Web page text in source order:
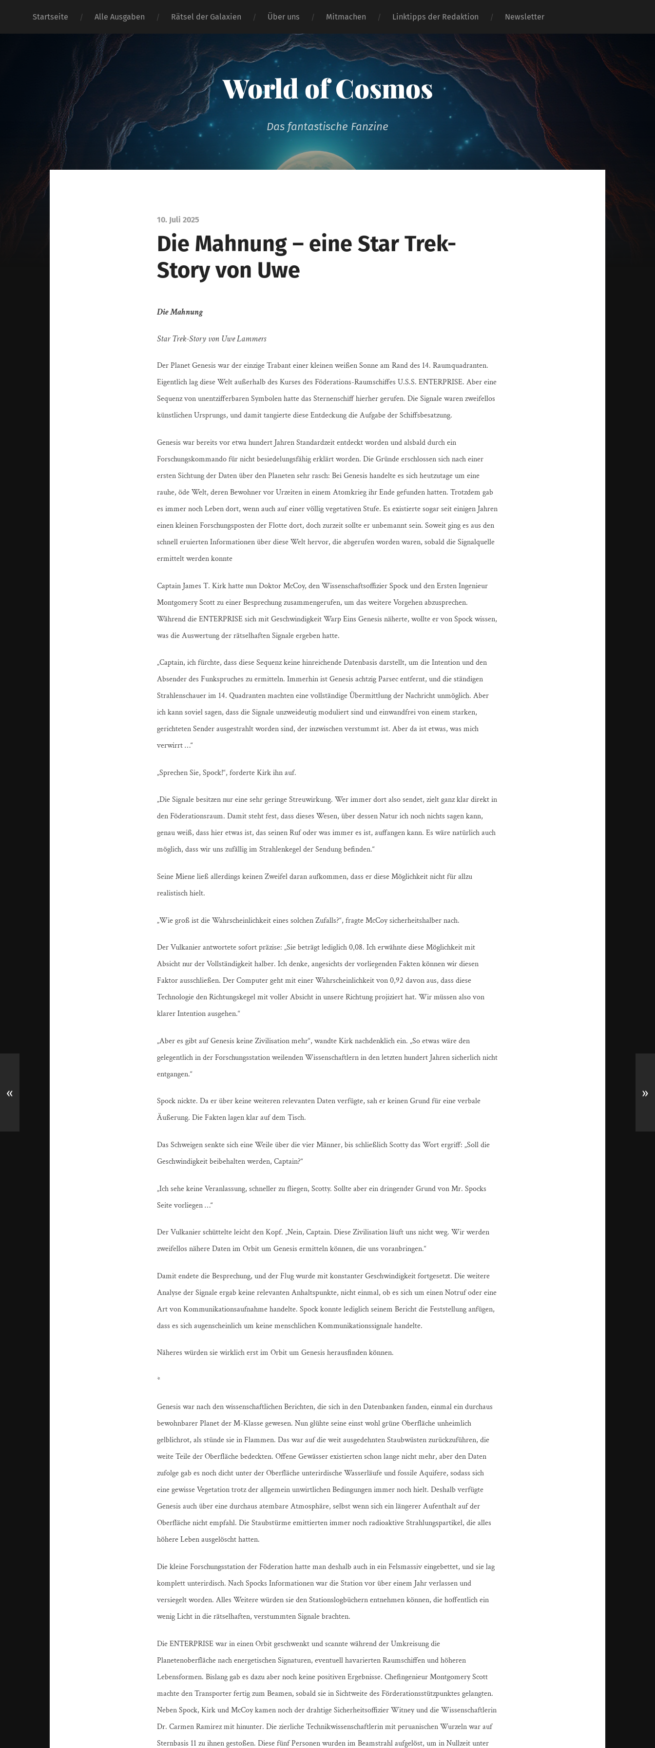
Startseite Alle Ausgaben Rätsel der Galaxien Über uns Mitmachen Linktipps der Redaktion Newsletter
World of Cosmos
Das fantastische Fanzine
10. Juli 2025
Die Mahnung – eine Star Trek-
Story von Uwe
Die Mahnung
Star Trek-Story von Uwe Lammers
Der Planet Genesis war der einzige Trabant einer kleinen weißen Sonne am Rand des 14. Raumquadranten.
Eigentlich lag diese Welt außerhalb des Kurses des Föderations-Raumschiffes U.S.S. ENTERPRISE. Aber eine
Sequenz von unentzifferbaren Symbolen hatte das Sternenschiff hierher gerufen. Die Signale waren zweifellos
künstlichen Ursprungs, und damit tangierte diese Entdeckung die Aufgabe der Schiffsbesatzung.
Genesis war bereits vor etwa hundert Jahren Standardzeit entdeckt worden und alsbald durch ein
Forschungskommando für nicht besiedelungsfähig erklärt worden. Die Gründe erschlossen sich nach einer
ersten Sichtung der Daten über den Planeten sehr rasch: Bei Genesis handelte es sich heutzutage um eine
rauhe, öde Welt, deren Bewohner vor Urzeiten in einem Atomkrieg ihr Ende gefunden hatten. Trotzdem gab
es immer noch Leben dort, wenn auch auf einer völlig vegetativen Stufe. Es existierte sogar seit einigen Jahren
einen kleinen Forschungsposten der Flotte dort, doch zurzeit sollte er unbemannt sein. Soweit ging es aus den
schnell eruierten Informationen über diese Welt hervor, die abgerufen worden waren, sobald die Signalquelle
ermittelt werden konnte
Captain James T. Kirk hatte nun Doktor McCoy, den Wissenschaftsoffizier Spock und den Ersten Ingenieur
Montgomery Scott zu einer Besprechung zusammengerufen, um das weitere Vorgehen abzusprechen.
Während die ENTERPRISE sich mit Geschwindigkeit Warp Eins Genesis näherte, wollte er von Spock wissen,
was die Auswertung der rätselhaften Signale ergeben hatte.
„Captain, ich fürchte, dass diese Sequenz keine hinreichende Datenbasis darstellt, um die Intention und den
Absender des Funkspruches zu ermitteln. Immerhin ist Genesis achtzig Parsec entfernt, und die ständigen
Strahlenschauer im 14. Quadranten machten eine vollständige Übermittlung der Nachricht unmöglich. Aber
ich kann soviel sagen, dass die Signale unzweideutig moduliert sind und einwandfrei von einem starken,
gerichteten Sender ausgestrahlt worden sind, der inzwischen verstummt ist. Aber da ist etwas, was mich
verwirrt …“
„Sprechen Sie, Spock!“, forderte Kirk ihn auf.
„Die Signale besitzen nur eine sehr geringe Streuwirkung. Wer immer dort also sendet, zielt ganz klar direkt in
den Föderationsraum. Damit steht fest, dass dieses Wesen, über dessen Natur ich noch nichts sagen kann,
genau weiß, dass hier etwas ist, das seinen Ruf oder was immer es ist, auffangen kann. Es wäre natürlich auch
möglich, dass wir uns zufällig im Strahlenkegel der Sendung befinden.“
Seine Miene ließ allerdings keinen Zweifel daran aufkommen, dass er diese Möglichkeit nicht für allzu
realistisch hielt.
„Wie groß ist die Wahrscheinlichkeit eines solchen Zufalls?“, fragte McCoy sicherheitshalber nach.
Der Vulkanier antwortete sofort präzise: „Sie beträgt lediglich 0,08. Ich erwähnte diese Möglichkeit mit
Absicht nur der Vollständigkeit halber. Ich denke, angesichts der vorliegenden Fakten können wir diesen
Faktor ausschließen. Der Computer geht mit einer Wahrscheinlichkeit von 0,92 davon aus, dass diese
Technologie den Richtungskegel mit voller Absicht in unsere Richtung projiziert hat. Wir müssen also von
klarer Intention ausgehen.“
„Aber es gibt auf Genesis keine Zivilisation mehr“, wandte Kirk nachdenklich ein. „So etwas wäre den
gelegentlich in der Forschungsstation weilenden Wissenschaftlern in den letzten hundert Jahren sicherlich nicht
entgangen.“
Spock nickte. Da er über keine weiteren relevanten Daten verfügte, sah er keinen Grund für eine verbale
Äußerung. Die Fakten lagen klar auf dem Tisch.
Das Schweigen senkte sich eine Weile über die vier Männer, bis schließlich Scotty das Wort ergriff: „Soll die
Geschwindigkeit beibehalten werden, Captain?“
„Ich sehe keine Veranlassung, schneller zu fliegen, Scotty. Sollte aber ein dringender Grund von Mr. Spocks
Seite vorliegen …“
Der Vulkanier schüttelte leicht den Kopf. „Nein, Captain. Diese Zivilisation läuft uns nicht weg. Wir werden
zweifellos nähere Daten im Orbit um Genesis ermitteln können, die uns voranbringen.“
Damit endete die Besprechung, und der Flug wurde mit konstanter Geschwindigkeit fortgesetzt. Die weitere
Analyse der Signale ergab keine relevanten Anhaltspunkte, nicht einmal, ob es sich um einen Notruf oder eine
Art von Kommunikationsaufnahme handelte. Spock konnte lediglich seinem Bericht die Feststellung anfügen,
dass es sich augenscheinlich um keine menschlichen Kommunikationssignale handelte.
Näheres würden sie wirklich erst im Orbit um Genesis herausfinden können.
*
Genesis war nach den wissenschaftlichen Berichten, die sich in den Datenbanken fanden, einmal ein durchaus
bewohnbarer Planet der M-Klasse gewesen. Nun glühte seine einst wohl grüne Oberfläche unheimlich
gelblichrot, als stünde sie in Flammen. Das war auf die weit ausgedehnten Staubwüsten zurückzuführen, die
weite Teile der Oberfläche bedeckten. Offene Gewässer existierten schon lange nicht mehr, aber den Daten
zufolge gab es noch dicht unter der Oberfläche unterirdische Wasserläufe und fossile Aquifere, sodass sich
eine gewisse Vegetation trotz der allgemein unwirtlichen Bedingungen immer noch hielt. Deshalb verfügte
Genesis auch über eine durchaus atembare Atmosphäre, selbst wenn sich ein längerer Aufenthalt auf der
Oberfläche nicht empfahl. Die Staubstürme emittierten immer noch radioaktive Strahlungspartikel, die alles
höhere Leben ausgelöscht hatten.
Die kleine Forschungsstation der Föderation hatte man deshalb auch in ein Felsmassiv eingebettet, und sie lag
komplett unterirdisch. Nach Spocks Informationen war die Station vor über einem Jahr verlassen und
versiegelt worden. Alles Weitere würden sie den Stationslogbüchern entnehmen können, die hoffentlich ein
wenig Licht in die rätselhaften, verstummten Signale brachten.
Die ENTERPRISE war in einen Orbit geschwenkt und scannte während der Umkreisung die
Planetenoberfläche nach energetischen Signaturen, eventuell havarierten Raumschiffen und höheren
Lebensformen. Bislang gab es dazu aber noch keine positiven Ergebnisse. Chefingenieur Montgomery Scott
machte den Transporter fertig zum Beamen, sobald sie in Sichtweite des Förderationsstützpunktes gelangten.
Neben Spock, Kirk und McCoy kamen noch der drahtige Sicherheitsoffizier Witney und die Wissenschaftlerin
Dr. Carmen Ramirez mit hinunter. Die zierliche Technikwissenschaftlerin mit peruanischen Wurzeln war auf
Sternbasis 11 zu ihnen gestoßen. Diese fünf Personen wurden im Beamstrahl aufgelöst, um in Nullzeit unter
« »